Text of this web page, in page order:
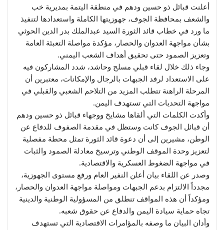
أعلنت قبائل ذو حسين ودهم في منطقة اليتمة بمديرية خب
والشعف بمحافظة الجوف، جهوزيتها الكاملة واستعدادها لتنفيذ
ما ورد في خطاب قائد الثورة السيد عبدالملك بدر الدين الحوثي
بشأن مواجهة العدوان والحصار، مؤكدة مواصلة التعبئة العامة
وتعزيز الصمود حتى تحقيق أهداف الشعب اليمني.
وجاء ذلك خلال لقاء قبلي مسلح وحاشد، شدد المشاركون فيه
على الاستعداد لرفد الجبهات بالرجال والإمكانات، معتبرين أن
المرحلة الراهنة تتطلب المزيد من التلاحم الشعبي والقبلي في
مواجهة التحديات التي تستهدف اليمن.
وأكدت الكلمات التي ألقاها مشايخ ووجهاء قبائل ذو حسين ودهم
أن قبائل الجوف كانت وستظل في مقدمة الصفوف للدفاع عن
الوطن، مشيرين إلى أن دعوة قائد الثورة تمثل محطة مفصلية
لتعزيز وحدة الموقف الوطني وترسيخ معادلة الصمود والثبات
في مواجهة الضغوط العسكرية والاقتصادية.
وصدر عن اللقاء بيان أعلن النفير العام ورفع مستوى الجهوزية،
مجدداً الالتزام بدعم الجبهات ومواصلة مواجهة العدوان والحصار،
ومؤكداً أن هذه المواقف تنطلق من المسؤولية الوطنية والدينية
تجاه حماية سيادة اليمن والدفاع عن حقوق شعبه.
وأدان البيان ما وصفه بالمؤامرات الاقتصادية التي تستهدف